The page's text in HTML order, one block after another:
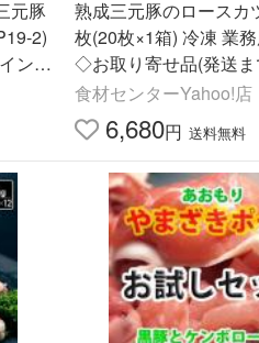
元豚
2)
ンナ
熟成三元豚のロースカ
枚(20枚×1箱) 冷凍 業
◇お取り寄せ品(発送ま
場合あり) 関東近県送
食材センターYahoo!店
6,680円 送料無料